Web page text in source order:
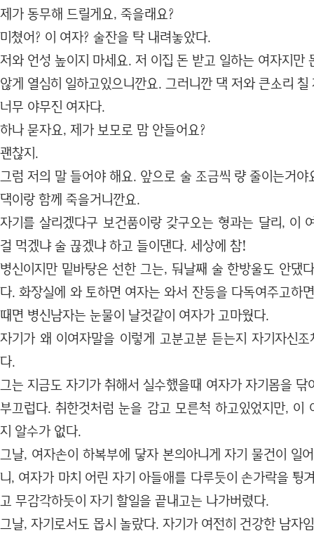
제가 동무해 드릴게요, 죽을래요?
미쳤어? 이 여자? 술잔을 탁 내려놓았다.
저와 언성 높이지 마세요. 저 이집 돈 받고 일하는 여자지만
않게 열심히 일하고있으니깐요. 그러니깐 댁 저와 큰소리
너무 야무진 여자다.
하나 묻자요, 제가 보모로 맘 안들어요?
괜찮지.
그럼 저의 말 들어야 해요. 앞으로 술 조금씩 량 줄이는거
댁이랑 함께 죽을거니깐요.
자기를 살리겠다구 보건품이랑 갖구오는 형과는 달리, 이
걸 먹겠냐 술 끊겠냐 하고 들이댄다. 세상에 참!
병신이지만 밑바탕은 선한 그는, 둬날째 술 한방울도 안댔
다. 화장실에 와 토하면 여자는 와서 잔등을 다독여주고하
때면 병신남자는 눈물이 날것같이 여자가 고마웠다.
자기가 왜 이여자말을 이렇게 고분고분 듣는지 자기자신
다.
그는 지금도 자기가 취해서 실수했을때 여자가 자기몸을
부끄럽다. 취한것처럼 눈을 감고 모른척 하고있었지만, 이
지 알수가 없다.
그날, 여자손이 하복부에 닿자 본의아니게 자기 물건이 일
니, 여자가 마치 어린 자기 아들애를 다루듯이 손가락을 튕
고 무감각하듯이 자기 할일을 끝내고는 나가버렸다.
그날, 자기로서도 몹시 놀랐다. 자기가 여전히 건강한 남자